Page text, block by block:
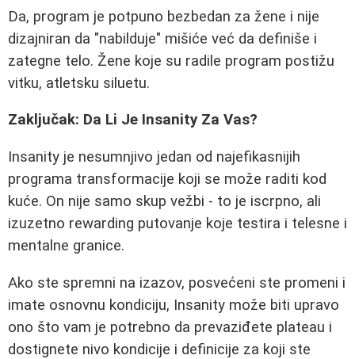
Da, program je potpuno bezbedan za žene i nije
dizajniran da "nabilduje" mišiće već da definiše i
zategne telo. Žene koje su radile program postižu
vitku, atletsku siluetu.
Zaključak: Da Li Je Insanity Za Vas?
Insanity je nesumnjivo jedan od najefikasnijih
programa transformacije koji se može raditi kod
kuće. On nije samo skup vežbi - to je iscrpno, ali
izuzetno rewarding putovanje koje testira i telesne i
mentalne granice.
Ako ste spremni na izazov, posvećeni ste promeni i
imate osnovnu kondiciju, Insanity može biti upravo
ono što vam je potrebno da prevaziđete plateau i
dostignete nivo kondicije i definicije za koji ste